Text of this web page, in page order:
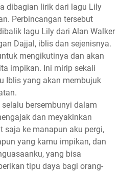
dibagian lirik dari lagu Lily
Perbincangan tersebut
lagu Lily dari Alan Walker
Dajjal, iblis dan sejenisnya.
mengikutinya dan akan
impikan. Ini mirip sekali
Iblis yang akan membujuk
bersembunyi dalam
dan meyakinkan
saja ke manapun aku pergi,
yang kamu impikan, dan
yang bisa
tipu daya bagi orang-